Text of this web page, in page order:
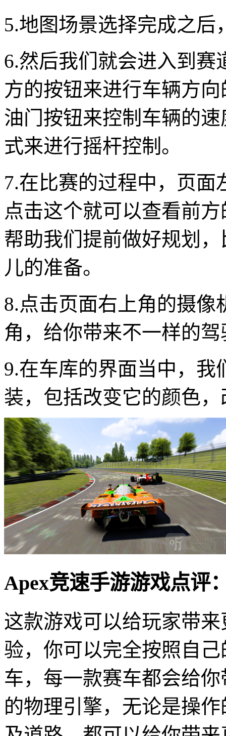
5.地图场景选择完成之后
6.然后我们就会进入到
方的按钮来进行车辆方
油门按钮来控制车辆的
式来进行摇杆控制。
7.在比赛的过程中，页
点击这个就可以查看前
帮助我们提前做好规划
儿的准备。
8.点击页面右上角的摄
角，给你带来不一样的
9.在车库的界面当中，我
装，包括改变它的颜色
Apex竞速手游游戏点评
这款游戏可以给玩家带
验，你可以完全按照自
车，每一款赛车都会给
的物理引擎，无论是操